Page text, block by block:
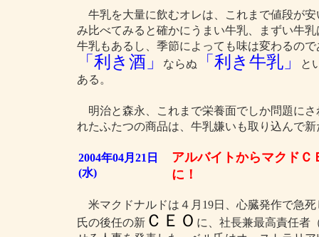
牛乳を大量に飲むオレは、これまで値段が
み比べてみると確かにうまい牛乳、まずい牛
牛乳もあるし、季節によっても味は変わるの
「利き酒」 ならぬ 「利き牛乳」
と
ある。
明治と森永、これまで栄養面でしか問題に
れたふたつの商品は、牛乳嫌いも取り込んで
2004年04月21日
(水)
アルバイトからマクドＣ
に！
米マクドナルドは４月19日、心臓発作で急
氏の後任の新ＣＥＯ に、社長兼最高責任者